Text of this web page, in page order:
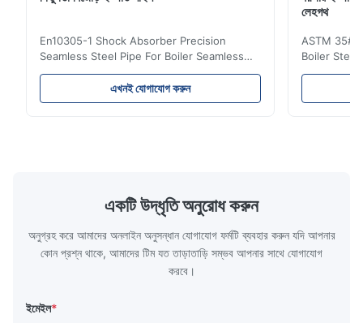
En10305-1 Shock Absorber Precision
Seamless Steel Pipe For Boiler Seamless
Tube Seamless Precision steel tubes To be
used in hydraulic system, automobile and
precision machinery parts for cars and
14m,5.8m,6m,10m-12m,12m or as
customer's actual requirys Standard JIS
এখনই যোগাযোগ করুন
লেহগথ
ASTM 35#
Boiler Steel
Lehgth Its
Q235,
একটি উদ্ধৃতি অনুরোধ করুন
অনুগ্রহ করে আমাদের অনলাইন অনুসন্ধান যোগাযোগ ফর্মটি ব্যবহার করুন যদি আপনার
কোন প্রশ্ন থাকে, আমাদের টিম যত তাড়াতাড়ি সম্ভব আপনার সাথে যোগাযোগ
করবে।
ইমেইল*